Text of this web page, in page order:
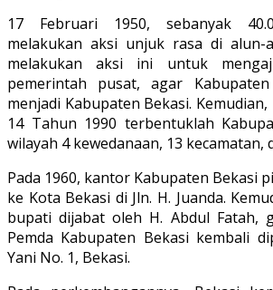
17 Februari 1950, sebanyak
melakukan aksi unjuk rasa di alun-
melakukan aksi ini untuk
pemerintah pusat, agar
menjadi Kabupaten Bekasi.
14 Tahun 1990 terbentuklah
wilayah 4 kewedanaan, 13 kecamatan,
Pada 1960, kantor Kabupaten Bekasi
ke Kota Bekasi di Jln. H. Juanda.
bupati dijabat oleh H. Abdul Fatah,
Pemda Kabupaten Bekasi kembali
Yani No. 1, Bekasi.